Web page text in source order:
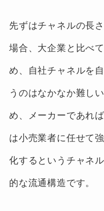
先ずはチャネルの長
場合、大企業と比べ
め、自社チャネルを
うのはなかなか難し
め、メーカーであれ
は小売業者に任せて
化するというチャネ
的な流通構造です。